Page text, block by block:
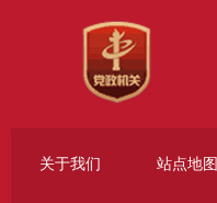
关于我们 站点地图